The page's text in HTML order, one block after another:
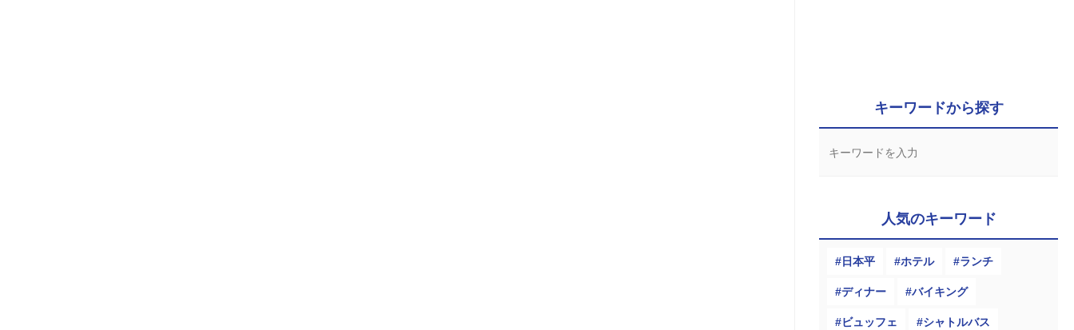
キーワードから探す
人気のキーワード
日本平 ホテル ランチ
ディナー バイキング
ビュッフェ シャトルバス